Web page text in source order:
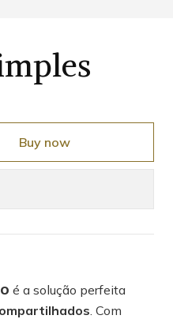
Buy now
é a solução perfeita
. Com